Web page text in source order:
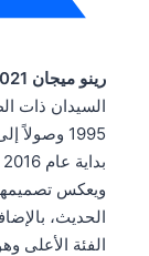
رينو ميجان 2021
السيدان ذات
1995
ويعكس
الحديث،
الفئة الأعلى